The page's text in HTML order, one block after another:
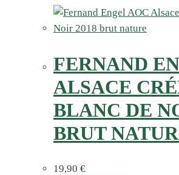
FERNAND
ALSACE
BLANC DE
BRUT
19,90 €